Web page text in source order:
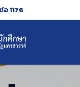
1176